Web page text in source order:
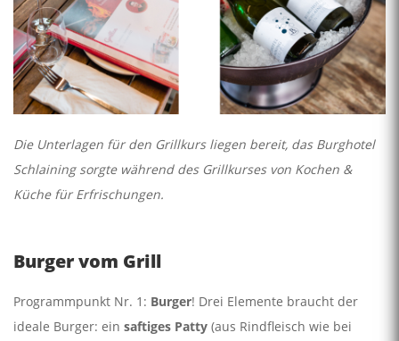
Die Unterlagen für den Grillkurs liegen bereit, das Burghotel
Schlaining sorgte während des Grillkurses von Kochen &
Küche für Erfrischungen.
Burger vom Grill
Programmpunkt Nr. 1: Burger! Drei Elemente braucht der
ideale Burger: ein saftiges Patty (aus Rindfleisch wie bei